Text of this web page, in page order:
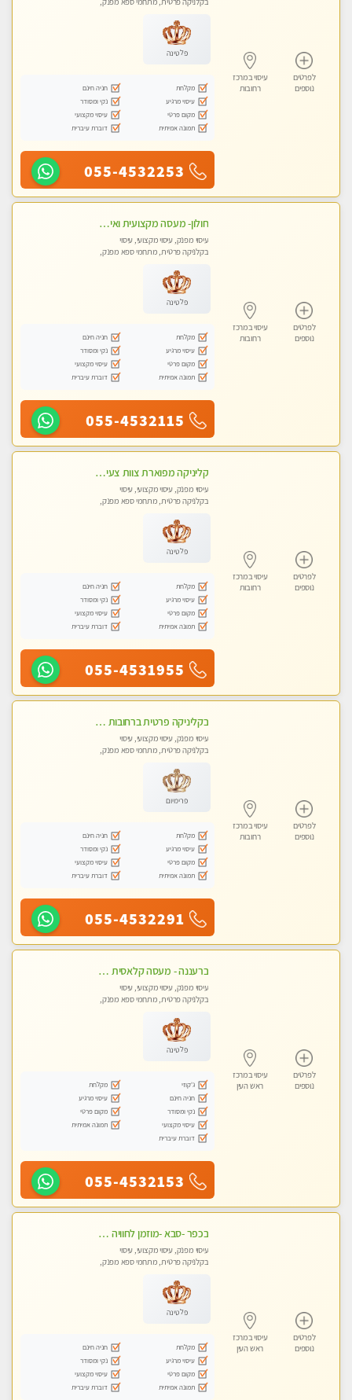
לפרטים
נוספים
עיסוי במרכז
רחובות
בקלניקה פרטית, מתחמי ספא מפנק,
פלטינה
מקלחת
חניה חינם
עיסוי מרגיע
נקי ומסודר
מקום פרטי
עיסוי מקצועי
תמונה אמיתית
דוברת עיברית
055-4532253
לפרטים
נוספים
עיסוי במרכז
רחובות
חולון- מעסה מקצועית ואיכותי
עיסוי מפנק, עיסוי מקצועי, עיסוי
בקלניקה פרטית, מתחמי ספא מפנק,
פלטינה
מקלחת
חניה חינם
עיסוי מרגיע
נקי ומסודר
מקום פרטי
עיסוי מקצועי
תמונה אמיתית
דוברת עיברית
055-4532115
לפרטים
נוספים
עיסוי במרכז
רחובות
קליניקה מפוארת צוות צעיר ומקצועי לעיסוי VIP באווירה חמה ונעימה מומלץ ביותר! חוויה מפנקת מאוד ... ללא מין !!
עיסוי מפנק, עיסוי מקצועי, עיסוי
בקלניקה פרטית, מתחמי ספא מפנק,
פלטינה
מקלחת
חניה חינם
עיסוי מרגיע
נקי ומסודר
מקום פרטי
עיסוי מקצועי
תמונה אמיתית
דוברת עיברית
055-4531955
לפרטים
נוספים
עיסוי במרכז
רחובות
בקליניקה פרטית ברחובות כל סוגי העיסויים מעסה מקצועית ואיכותית פרטי!!
עיסוי מפנק, עיסוי מקצועי, עיסוי
בקלניקה פרטית, מתחמי ספא מפנק,
פרימיום
מקלחת
חניה חינם
עיסוי מרגיע
נקי ומסודר
מקום פרטי
עיסוי מקצועי
תמונה אמיתית
דוברת עיברית
055-4532291
לפרטים
נוספים
עיסוי במרכז
ראש העין
ברעננה - מעסה קלאסית מפנקת ומקצועית. highly recommended..new in the city
עיסוי מפנק, עיסוי מקצועי, עיסוי
בקלניקה פרטית, מתחמי ספא מפנק,
פלטינה
ג'קוזי
מקלחת
חניה חינם
עיסוי מרגיע
נקי ומסודר
מקום פרטי
עיסוי מקצועי
תמונה אמיתית
דוברת עיברית
055-4532153
לפרטים
נוספים
עיסוי במרכז
ראש העין
בכפר -סבא -מוזמן לחוויה בלתי נשכחת!!!עיסוי מפנק ביותר מומלץ לחלוטין!!!
עיסוי מפנק, עיסוי מקצועי, עיסוי
בקלניקה פרטית, מתחמי ספא מפנק,
פלטינה
מקלחת
חניה חינם
עיסוי מרגיע
נקי ומסודר
מקום פרטי
עיסוי מקצועי
תמונה אמיתית
דוברת עיברית